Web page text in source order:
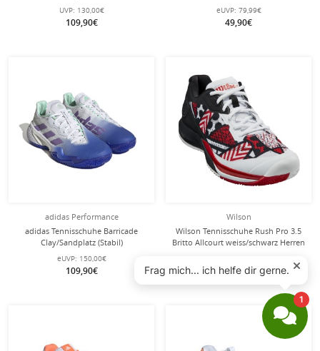
UVP: 130,00€
109,90€
eUVP: 79,99€
49,90€
adidas Performance
adidas Tennisschuhe Barricade
Clay/Sandplatz (Stabil)
weiss/blau/violett Damen
eUVP: 150,00€
109,90€
Wilson
Wilson Tennisschuhe Rush Pro 3.5
Britto Allcourt weiss/schwarz Herren
99,90€